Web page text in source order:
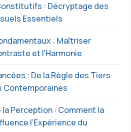
: Décryptage des
Essentiels
: Maîtriser
et l’Harmonie
: De la Règle des Tiers
Contemporaines
Perception : Comment la
l’Expérience du